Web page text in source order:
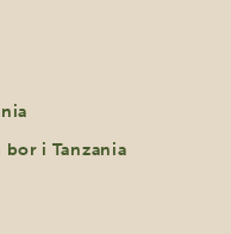
i Tanzania